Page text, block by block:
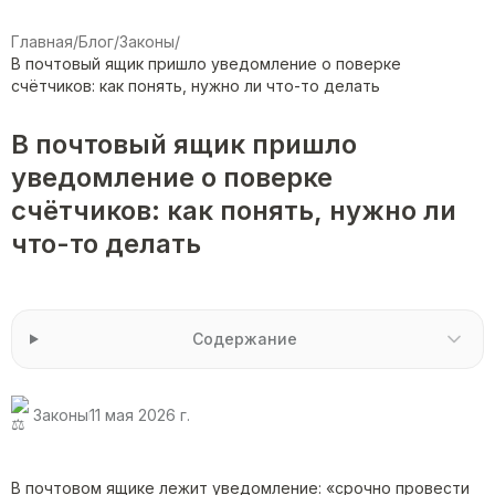
Главная/Блог/Законы/
В почтовый ящик пришло уведомление о поверке
счётчиков: как понять, нужно ли что-то делать
В почтовый ящик пришло
уведомление о поверке
счётчиков: как понять, нужно ли
что-то делать
Содержание
Законы11 мая 2026 г.
В почтовом ящике лежит уведомление: «срочно провести